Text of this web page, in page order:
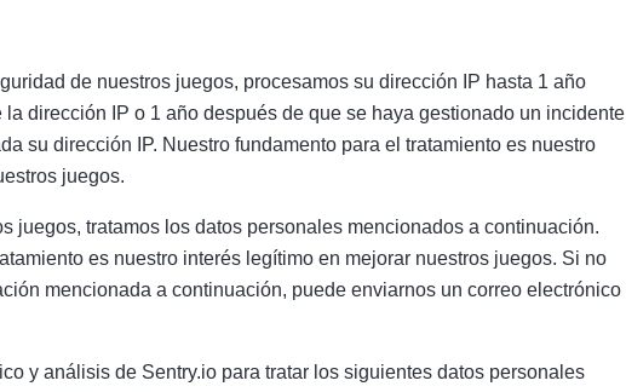
de nuestros juegos, procesamos su dirección IP hasta 1 año
dirección IP o 1 año después de que se haya gestionado un incidente
su dirección IP. Nuestro fundamento para el tratamiento es nuestro
juegos.
juegos, tratamos los datos personales mencionados a continuación.
es nuestro interés legítimo en mejorar nuestros juegos. Si no
mencionada a continuación, puede enviarnos un correo electrónico
y análisis de Sentry.io para tratar los siguientes datos personales